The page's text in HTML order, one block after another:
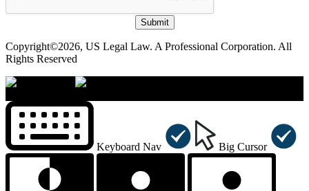
Submit
Copyright©2026, US Legal Law. A Professional Corporation. All
Rights Reserved
Keyboard Nav Big Cursor